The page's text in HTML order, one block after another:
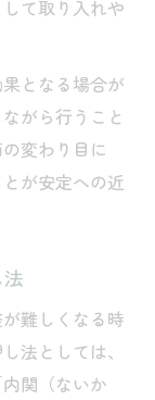
て取り入れや
となる場合が
がら行うこと
変わり目に
が安定への近
難しくなる時
法としては、
関（ないか